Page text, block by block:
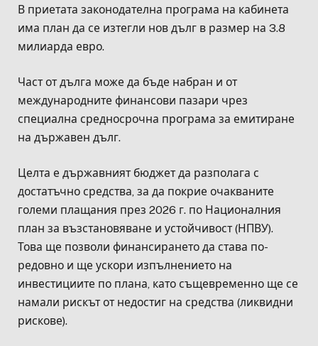
В приетата законодателна програма на кабинета
има план да се изтегли нов дълг в размер на 3.8
милиарда евро.
Част от дълга може да бъде набран и от
международните финансови пазари чрез
специална средносрочна програма за емитиране
на държавен дълг.
Целта е държавният бюджет да разполага с
достатъчно средства, за да покрие очакваните
големи плащания през 2026 г. по Националния
план за възстановяване и устойчивост (НПВУ).
Това ще позволи финансирането да става по-
редовно и ще ускори изпълнението на
инвестициите по плана, като същевременно ще се
намали рискът от недостиг на средства (ликвидни
рискове).